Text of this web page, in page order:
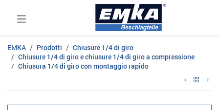
EMKA Prodotti
Chiusure 1/4 di giro
Chiusure 1/4 di giro e chiusure 1/4 di giro a compressione
Chiusura 1/4 di giro con montaggio rapido